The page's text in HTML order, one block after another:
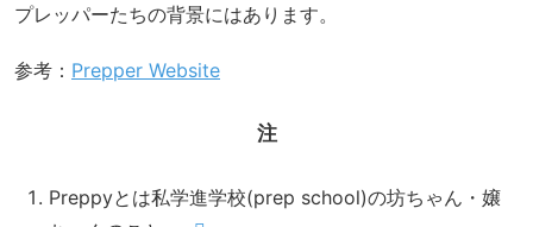
プレッパーたちの背景にはあります。
参考： Prepper Website
注
Preppyとは私学進学校(prep school)の坊ちゃん・嬢